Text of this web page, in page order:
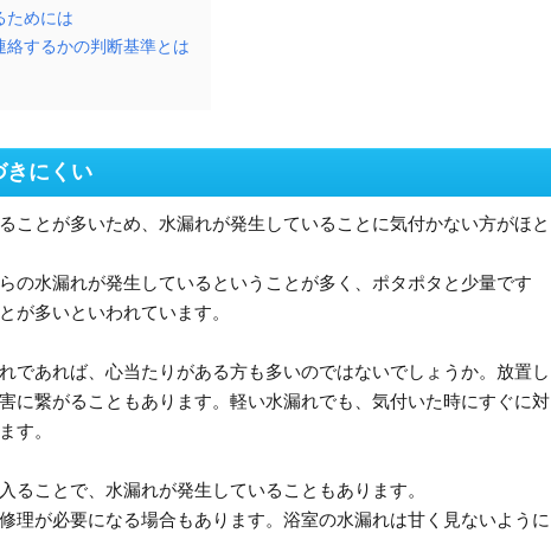
ためには
絡するかの判断基準とは
きにくい
ことが多いため、水漏れが発生していることに気付かない方がほと
の水漏れが発生しているということが多く、ポタポタと少量です
が多いといわれています。
であれば、心当たりがある方も多いのではないでしょうか。放置し
に繋がることもあります。軽い水漏れでも、気付いた時にすぐに対
す。
ることで、水漏れが発生していることもあります。
理が必要になる場合もあります。浴室の水漏れは甘く見ないように